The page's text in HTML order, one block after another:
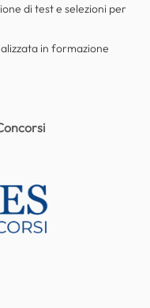
di test e selezioni per
in formazione